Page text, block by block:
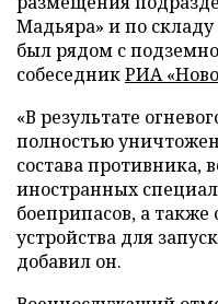
Мадьяра» и по
был рядом с
собеседникРИА
«В результате
полностью
состава противника,
иностранных
боеприпасов, а
устройства для
добавил он.